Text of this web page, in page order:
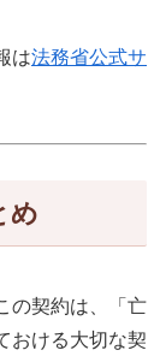
は法務省公式サ
め
の契約は、「亡
おける大切な契